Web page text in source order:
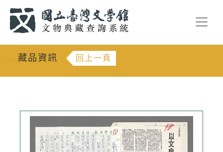
::: 藏品資訊 回上一頁